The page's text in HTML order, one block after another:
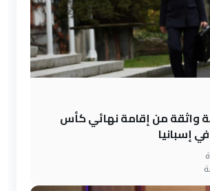
واثقة من إقامة نهائي كأس